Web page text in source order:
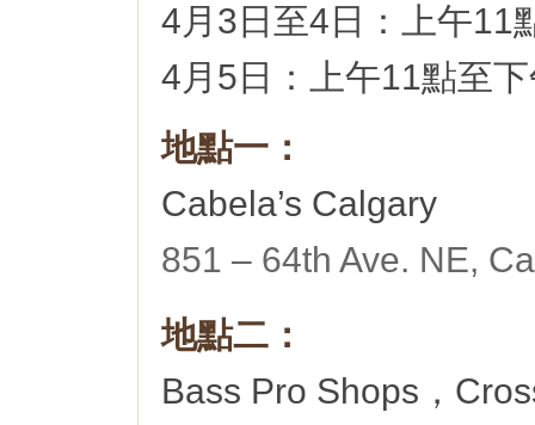
4月3日至4日：上午11
4月5日：上午11點至
地點一：
Cabela’s Calgary
851 – 64th Ave. NE,
地點二：
Bass Pro Shops，